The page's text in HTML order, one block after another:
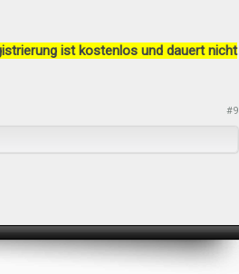
ist kostenlos und dauert nicht
#9